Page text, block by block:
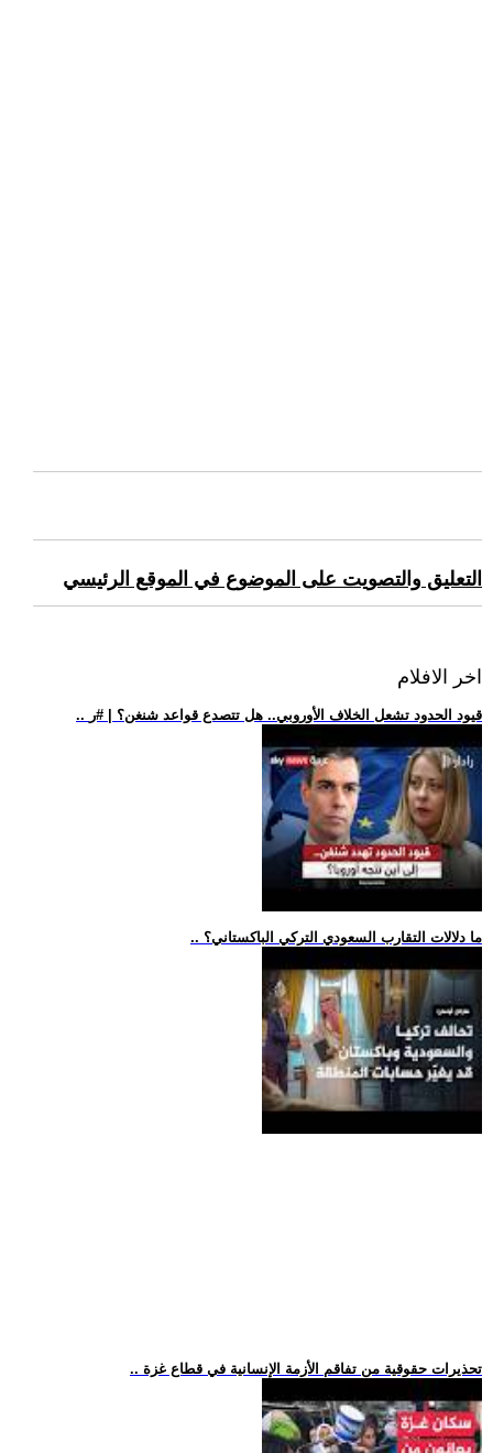
التعليق والتصويت على الموضوع في الموقع الرئيسي
اخر الافلام
.. قيود الحدود تشعل الخلاف الأوروبي.. هل تتصدع قواعد شنغن؟ | #ر
.. ما دلالات التقارب السعودي التركي الباكستاني؟
.. تحذيرات حقوقية من تفاقم الأزمة الإنسانية في قطاع غزة